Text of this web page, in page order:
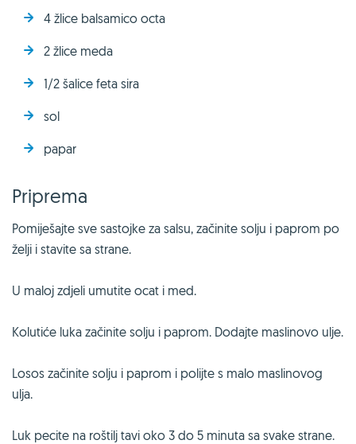
4 žlice balsamico octa
2 žlice meda
1/2 šalice feta sira
sol
papar
Priprema
Pomiješajte sve sastojke za salsu, začinite solju i paprom po
želji i stavite sa strane.
U maloj zdjeli umutite ocat i med.
Kolutiće luka začinite solju i paprom. Dodajte maslinovo ulje.
Losos začinite solju i paprom i polijte s malo maslinovog
ulja.
Luk pecite na roštilj tavi oko 3 do 5 minuta sa svake strane.